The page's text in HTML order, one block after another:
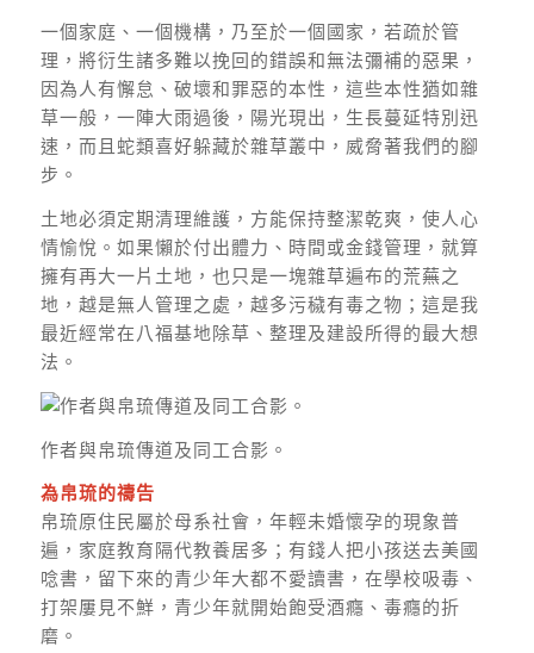
一個家庭、一個機構，乃至於一個國家，若疏於管
理，將衍生諸多難以挽回的錯誤和無法彌補的惡果，
因為人有懈怠、破壞和罪惡的本性，這些本性猶如雜
草一般，一陣大雨過後，陽光現出，生長蔓延特別迅
速，而且蛇類喜好躲藏於雜草叢中，威脅著我們的腳
步。
土地必須定期清理維護，方能保持整潔乾爽，使人心
情愉悅。如果懶於付出體力、時間或金錢管理，就算
擁有再大一片土地，也只是一塊雜草遍布的荒蕪之
地，越是無人管理之處，越多污穢有毒之物；這是我
最近經常在八福基地除草、整理及建設所得的最大想
法。​
作者與帛琉傳道及同工合影。
為帛琉的禱告
帛琉原住民屬於母系社會，年輕未婚懷孕的現象普
遍，家庭教育隔代教養居多；有錢人把小孩送去美國
唸書，留下來的青少年大都不愛讀書，在學校吸毒、
打架屢見不鮮，青少年就開始飽受酒癮、毒癮的折
磨。